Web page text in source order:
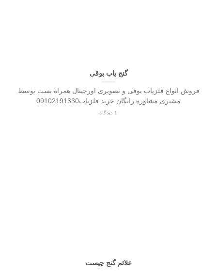
گنج یاب بوقی
فروش انواع فلزیاب بوقی و تصویری اورجینال همراه تست توسط
مشتری مشاوره رایگان خرید فلزیاب09102191330
1 دیدگاه
علائم گنج چیست